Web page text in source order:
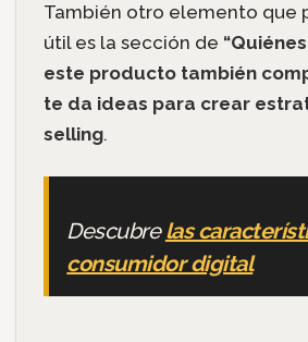
También otro elemento que
útil es la sección de
este producto también
te da ideas para crear
selling.
Descubrelas
consumidor digital